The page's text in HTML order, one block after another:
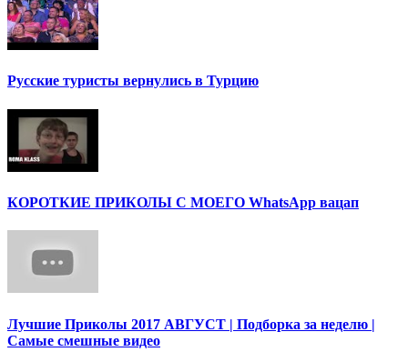
Русские туристы вернулись в Турцию
КОРОТКИЕ ПРИКОЛЫ С МОЕГО WhatsApp вацап
Лучшие Приколы 2017 АВГУСТ | Подборка за неделю |
Самые смешные видео